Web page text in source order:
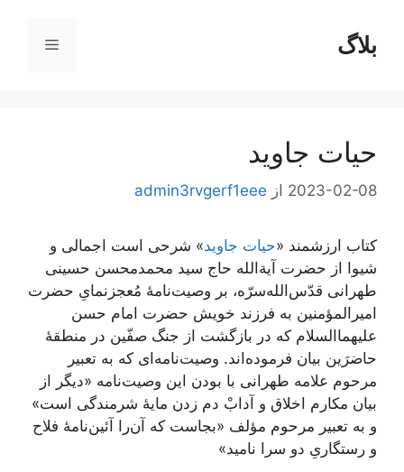
بلاگ فهرست
حیات جاوید
2023-02-08 ازadmin3rvgerf1eee
کتاب ارزشمند «حیات جاوید» شرحی است اجمالی و
شیوا از حضرت آیة‌الله حاج سید محمدمحسن حسینی
طهرانی قدّس‌الله‌سرّه، بر وصیت‌نامۀ مُعجز‌نمایِ حضرت
امیرالمؤمنین به فرزند خویش حضرت امام حسن
علیهما‌السلام که در بازگشت از جنگ صفّین در منطقۀ
حاضرَین بیان فرموده‌اند. وصیت‌نامه‌ای که به تعبیر
مرحوم علامه طهرانی با بودن این وصیت‌نامه «دیگر از
بیان مکارم اخلاق و آدابْ دم زدن مایۀ شرمندگی است»
و به تعبیر مرحوم مؤلف «بجاست که آن‌را آئین‌نامۀ فلاح
و رستگاریِ دو سرا نامید»